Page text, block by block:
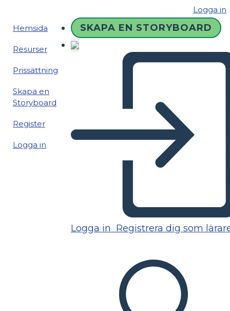
Logga in
Hemsida
Resurser
Prissättning
Skapa en
Storyboard
Register
Logga in
SKAPA EN STORYBOARD
Logga in Registrera dig som